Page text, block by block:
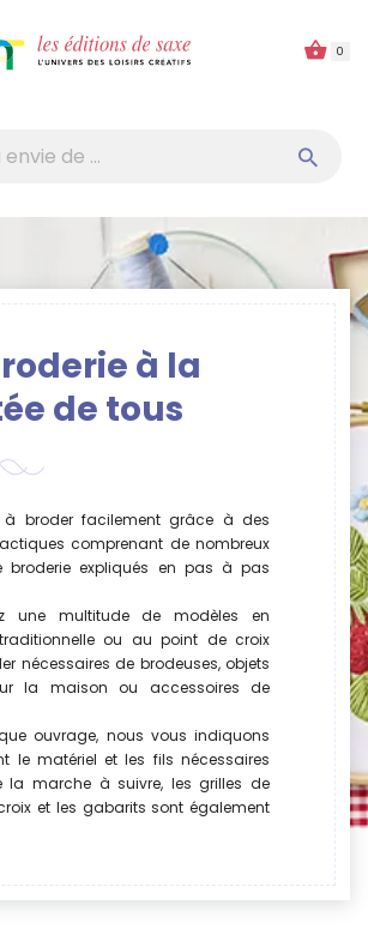
0
à la
de tous
à broder facilement grâce à des
comprenant de nombreux
broderie expliqués en pas à pas
une multitude de modèles en
ou au point de croix
nécessaires de brodeuses, objets
la maison ou accessoires de
ouvrage, nous vous indiquons
le matériel et les fils nécessaires
la marche à suivre, les grilles de
et les gabarits sont également